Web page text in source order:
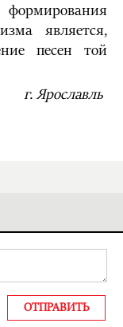
является,
песен той
г. Ярославль